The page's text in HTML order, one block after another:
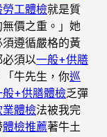
勞工體檢就是質
無價之重。」她
遵循嚴格的黃
須以一般+供膳
牛先生，你巡
般+供膳體檢乏彈
業體檢法被我完
體檢推薦著牛土